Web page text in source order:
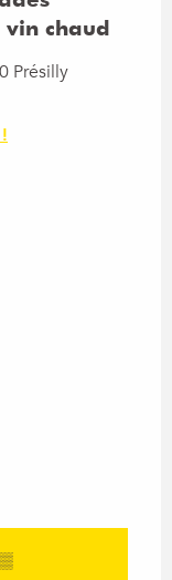
chaud
Présilly